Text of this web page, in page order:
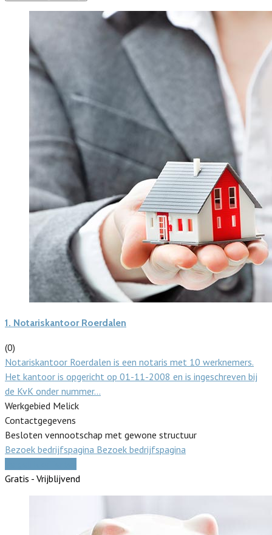
1. Notariskantoor Roerdalen
(0)
Notariskantoor Roerdalen is een notaris met 10 werknemers.
Het kantoor is opgericht op 01-11-2008 en is ingeschreven bij
de KvK onder nummer…
Werkgebied Melick
Contactgegevens
Besloten vennootschap met gewone structuur
Bezoek bedrijfspagina Bezoek bedrijfspagina
Gratis - Vrijblijvend